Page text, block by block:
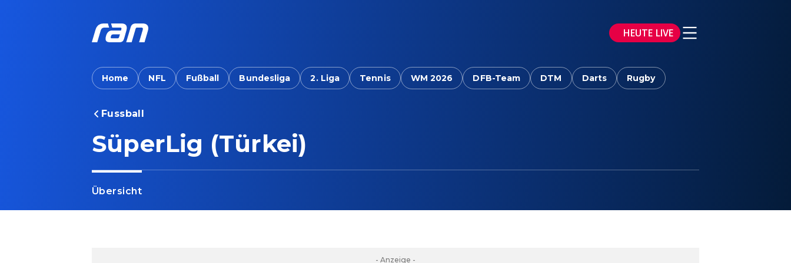
HEUTE LIVE
Home NFL Fußball Bundesliga 2. Liga Tennis WM 2026 DFB-Team DTM Darts Rugby
Fussball
SüperLig (Türkei)
Übersicht
- Anzeige -